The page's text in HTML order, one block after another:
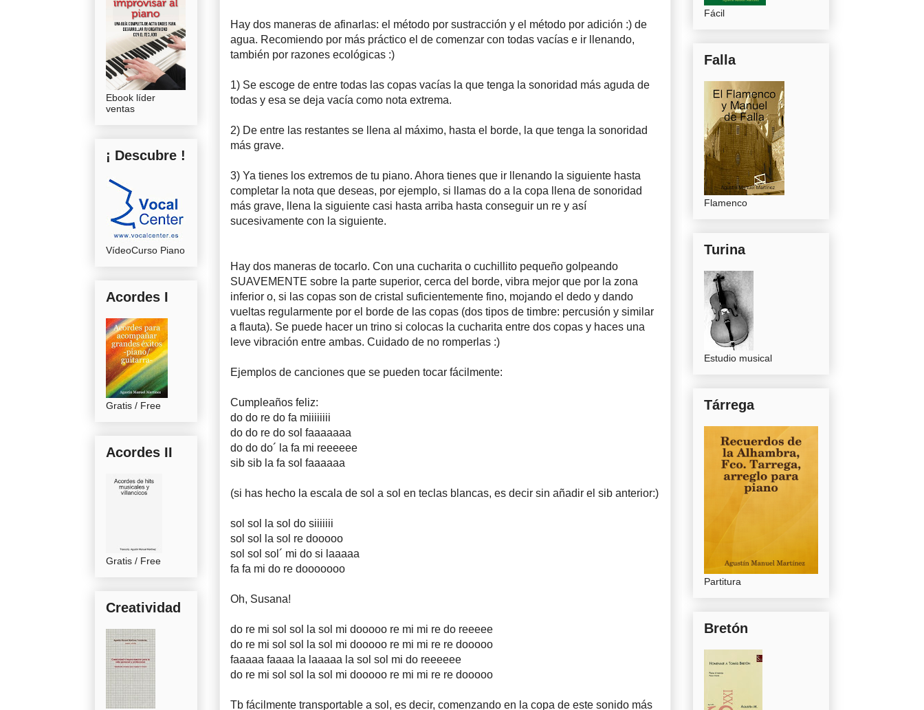
Hay dos maneras de afinarlas: el método por sustracción y el método por adición :) de
agua. Recomiendo por más práctico el de comenzar con todas vacías e ir llenando,
también por razones ecológicas :)
1) Se escoge de entre todas las copas vacías la que tenga la sonoridad más aguda de
todas y esa se deja vacía como nota extrema.
2) De entre las restantes se llena al máximo, hasta el borde, la que tenga la sonoridad
más grave.
3) Ya tienes los extremos de tu piano. Ahora tienes que ir llenando la siguiente hasta
completar la nota que deseas, por ejemplo, si llamas do a la copa llena de sonoridad
más grave, llena la siguiente casi hasta arriba hasta conseguir un re y así
sucesivamente con la siguiente.
Hay dos maneras de tocarlo. Con una cucharita o cuchillito pequeño golpeando
SUAVEMENTE sobre la parte superior, cerca del borde, vibra mejor que por la zona
inferior o, si las copas son de cristal suficientemente fino, mojando el dedo y dando
vueltas regularmente por el borde de las copas (dos tipos de timbre: percusión y similar
a flauta). Se puede hacer un trino si colocas la cucharita entre dos copas y haces una
leve vibración entre ambas. Cuidado de no romperlas :)
Ejemplos de canciones que se pueden tocar fácilmente:
Cumpleaños feliz:
do do re do fa miiiiiiii
do do re do sol faaaaaaa
do do do´ la fa mi reeeeee
sib sib la fa sol faaaaaa
(si has hecho la escala de sol a sol en teclas blancas, es decir sin añadir el sib anterior:)
sol sol la sol do siiiiiii
sol sol la sol re dooooo
sol sol sol´ mi do si laaaaa
fa fa mi do re dooooooo
Oh, Susana!
do re mi sol sol la sol mi dooooo re mi mi re do reeeee
do re mi sol sol la sol mi dooooo re mi mi re re dooooo
faaaaa faaaa la laaaaa la sol sol mi do reeeeee
do re mi sol sol la sol mi dooooo re mi mi re re dooooo
Tb fácilmente transportable a sol, es decir, comenzando en la copa de este sonido más
Ebook líder
ventas
¡ Descubre !
VídeoCurso Piano
Acordes I
Gratis / Free
Acordes II
Gratis / Free
Creatividad
Fácil
Falla
Flamenco
Turina
Estudio musical
Tárrega
Partitura
Bretón